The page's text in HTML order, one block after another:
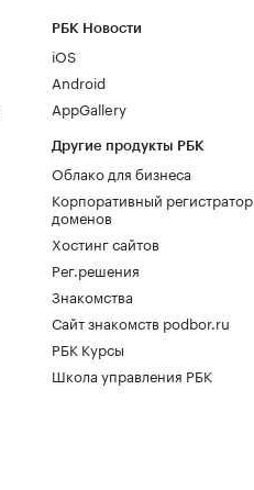
РБК Новости
iOS
Android
AppGallery
Другие продукты РБК
Облако для бизнеса
Корпоративный регистратор
доменов
Хостинг сайтов
Рег.решения
Знакомства
Сайт знакомств podbor.ru
РБК Курсы
Школа управления РБК